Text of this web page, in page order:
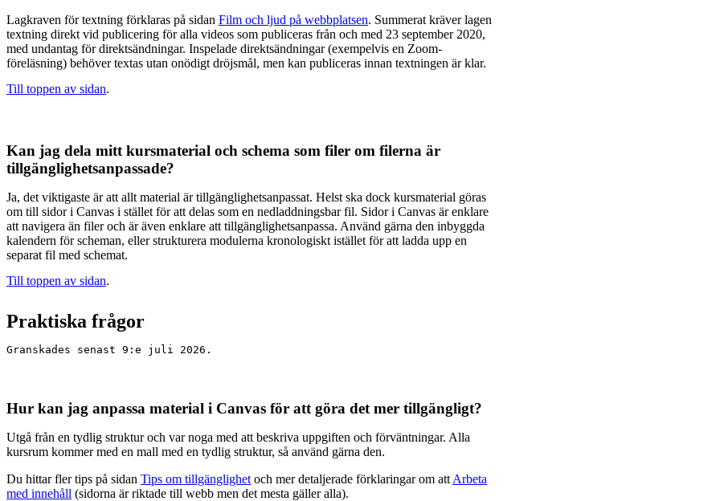
Lagkraven för textning förklaras på sidan Film och ljud på webbplatsen. Summerat kräver lagen
textning direkt vid publicering för alla videos som publiceras från och med 23 september 2020,
med undantag för direktsändningar. Inspelade direktsändningar (exempelvis en Zoom-
föreläsning) behöver textas utan onödigt dröjsmål, men kan publiceras innan textningen är klar.
Till toppen av sidan.
Kan jag dela mitt kursmaterial och schema som filer om filerna är
tillgänglighetsanpassade?
Ja, det viktigaste är att allt material är tillgänglighetsanpassat. Helst ska dock kursmaterial göras
om till sidor i Canvas i stället för att delas som en nedladdningsbar fil. Sidor i Canvas är enklare
att navigera än filer och är även enklare att tillgänglighetsanpassa. Använd gärna den inbyggda
kalendern för scheman, eller strukturera modulerna kronologiskt istället för att ladda upp en
separat fil med schemat.
Till toppen av sidan.
Praktiska frågor
Granskades senast 9:e juli 2026.
Hur kan jag anpassa material i Canvas för att göra det mer tillgängligt?
Utgå från en tydlig struktur och var noga med att beskriva uppgiften och förväntningar. Alla
kursrum kommer med en mall med en tydlig struktur, så använd gärna den.
Du hittar fler tips på sidan Tips om tillgänglighet och mer detaljerade förklaringar om att Arbeta
med innehåll (sidorna är riktade till webb men det mesta gäller alla).